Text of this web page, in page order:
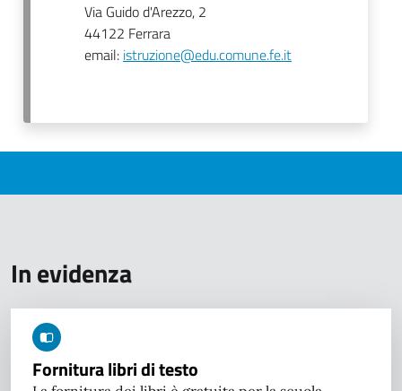
Via Guido d'Arezzo, 2
44122 Ferrara
email: istruzione@edu.comune.fe.it
In evidenza
Fornitura libri di testo